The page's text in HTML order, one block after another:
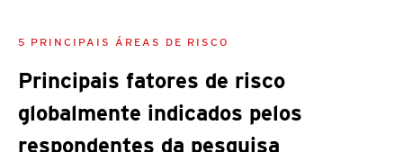
5 PRINCIPAIS ÁREAS DE RISCO
Principais fatores de risco
globalmente indicados pelos
respondentes da pesquisa